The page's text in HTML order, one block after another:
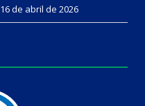
16 de abril de 2026